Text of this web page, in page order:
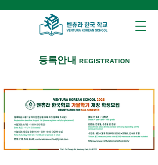
등록안내 REGISTRATION